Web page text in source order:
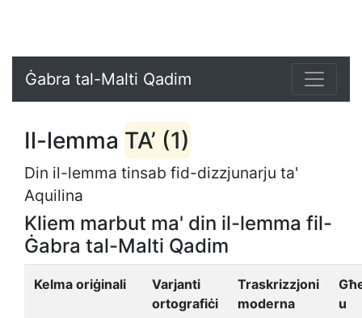
Ġabra tal-Malti Qadim
Il-lemma TA’ (1)
Din il-lemma tinsab fid-dizzjunarju ta'
Aquilina
Kliem marbut ma' din il-lemma fil-
Ġabra tal-Malti Qadim
Kelma oriġinali
Varjanti
ortografiċi
Traskrizzjoni
moderna
u